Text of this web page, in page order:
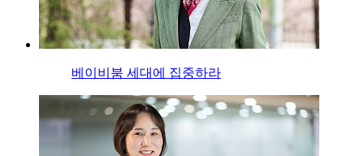
베이비붐 세대에 집중하라